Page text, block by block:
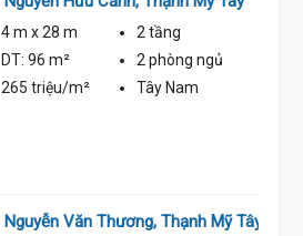
4 m x 28 m
2 tầng
DT: 96 m² 2 phòng ngủ
265 triệu/m²
Tây Nam
Nguyễn Văn Thương, Thạnh Mỹ Tây